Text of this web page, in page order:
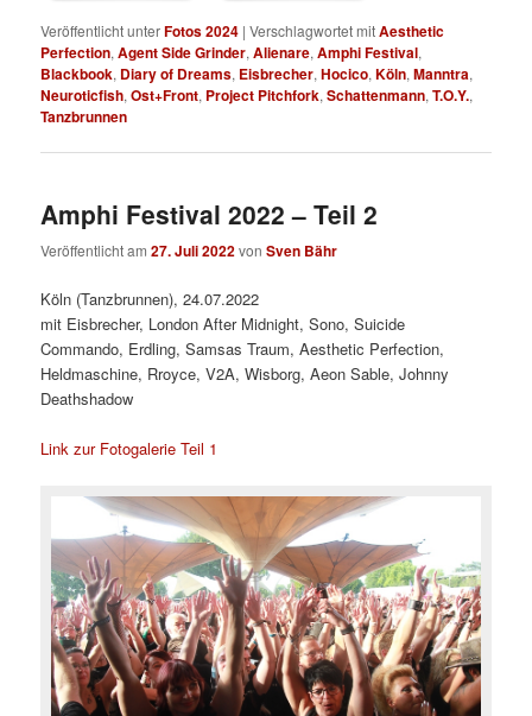
Veröffentlicht unterFotos 2024 |Verschlagwortet mitAesthetic
Perfection,Agent Side Grinder,Alienare,Amphi Festival,
Blackbook, Diary of Dreams, Eisbrecher,Hocico,Köln,Manntra,
Neuroticfish,Ost+Front, Project Pitchfork,Schattenmann,T.O.Y.,
Tanzbrunnen
Amphi Festival 2022 – Teil 2
Veröffentlicht am27. Juli 2022vonSven Bähr
Köln (Tanzbrunnen), 24.07.2022
mit Eisbrecher, London After Midnight, Sono, Suicide
Commando, Erdling, Samsas Traum, Aesthetic Perfection,
Heldmaschine, Rroyce, V2A, Wisborg, Aeon Sable, Johnny
Deathshadow
Link zur Fotogalerie Teil 1